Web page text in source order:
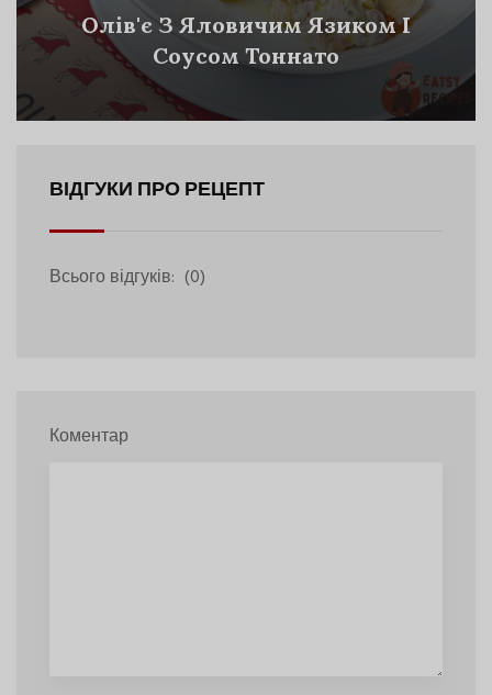
Олів'є З Яловичим Язиком І
Соусом Тоннато
ВІДГУКИ ПРО РЕЦЕПТ
Всього відгуків: (0)
Коментар